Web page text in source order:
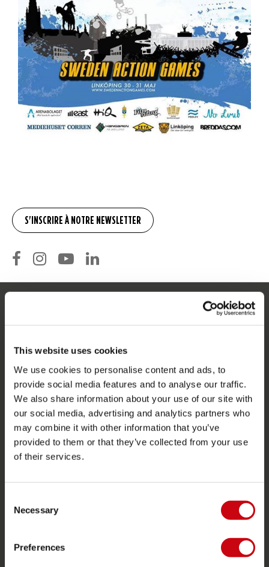
This website uses cookies
We use cookies to personalise content and ads, to
provide social media features and to analyse our traffic.
We also share information about your use of our site with
our social media, advertising and analytics partners who
may combine it with other information that you’ve
provided to them or that they’ve collected from your use
of their services.
Selection
Necessary
Preferences
Livraison
Commander et payer
Garantie et Réparations
Localisateur de shop
Pièces de rechange
À propos de Jobe
Devenir revendeur Jobe